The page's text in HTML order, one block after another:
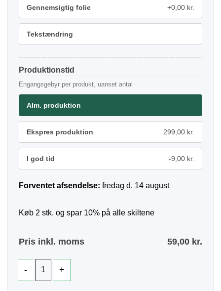
Gennemsigtig folie +0,00 kr.
Tekstændring
Produktionstid
Engangsgebyr per produkt, uanset antal
Alm. produktion
Ekspres produktion 299,00 kr.
I god tid -9,00 kr.
Forventet afsendelse: fredag d. 14 august
Køb 2 stk. og spar 10% på alle skiltene
Pris inkl. moms 59,00 kr.